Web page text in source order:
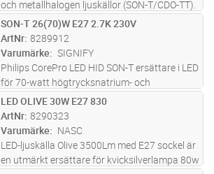
och metallhalogen ljuskällor (SON-T/CDO-TT).
Sparar upp till 65% mot traditionella
urladdningslampor. Varmvit 3000K.Skall
endast monteras vid direkt näts
ST Lägg i kundvagn
SON-T 26(70)W E27 2.7K 230V
ArtNr 8289912
Varumärke
SIGNIFY
Philips CorePro LED HID SON-T ersättare i LED
för 70-watt högtrycksnatrium- och
metallhalogen ljuskällor (SON-T/CDO-TT). Den
levererar 4000 lumen vid 26 W, 2700 K, en
spridningsvinkel på 300° och har
ST Lägg i kundvagn
LED OLIVE 30W E27 830
ArtNr 8290323
Varumärke
NASC
LED-ljuskälla Olive 3500Lm med E27 sockel är
en utmärkt ersättare för kvicksilverlampa 80w